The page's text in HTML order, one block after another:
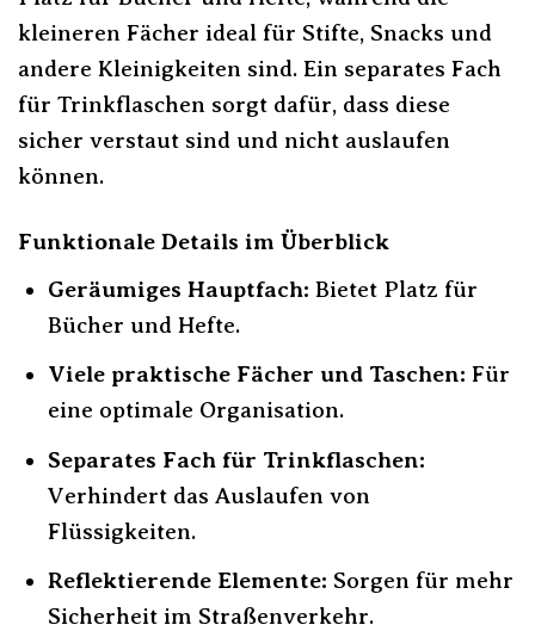
kleineren Fächer ideal für Stifte, Snacks und
andere Kleinigkeiten sind. Ein separates Fach
für Trinkflaschen sorgt dafür, dass diese
sicher verstaut sind und nicht auslaufen
können.
Funktionale Details im Überblick
Geräumiges Hauptfach: Bietet Platz für
Bücher und Hefte.
Viele praktische Fächer und Taschen: Für
eine optimale Organisation.
Separates Fach für Trinkflaschen:
Verhindert das Auslaufen von
Flüssigkeiten.
Reflektierende Elemente: Sorgen für mehr
Sicherheit im Straßenverkehr.